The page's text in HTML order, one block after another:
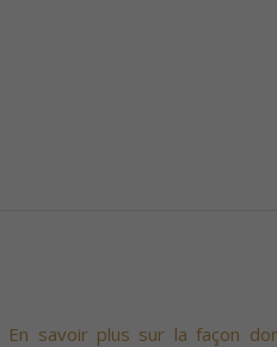
En savoir plus sur la façon